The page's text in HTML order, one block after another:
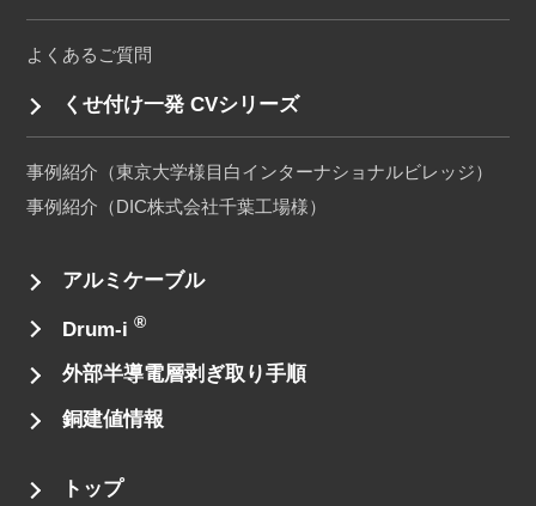
よくあるご質問
くせ付け一発 CVシリーズ
事例紹介（東京大学様目白インターナショナルビレッジ）
事例紹介（DIC株式会社千葉工場様）
アルミケーブル
Drum-i®
外部半導電層剥ぎ取り手順
銅建値情報
トップ